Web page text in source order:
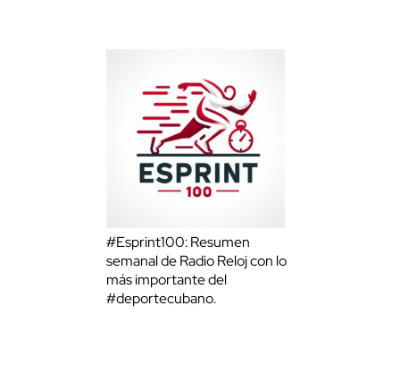
#Esprint100: Resumen
semanal de Radio Reloj con lo
más importante del
#deportecubano.